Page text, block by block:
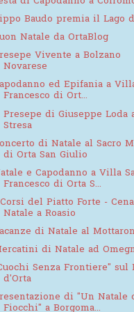
Baudo premia il Lago
Natale da OrtaBlog
Vivente a Bolzano
Novarese
ed Epifania a
Francesco di Ort...
di Giuseppe Loda
Stresa
di Natale al Sacro
di Orta San Giulio
e Capodanno a Villa
Francesco di Orta S...
del Piatto Forte -
Natale a Roasio
di Natale al
di Natale ad
Senza Frontiere" sul
d'Orta
di "Un Natale
Fiocchi" a Borgoma...